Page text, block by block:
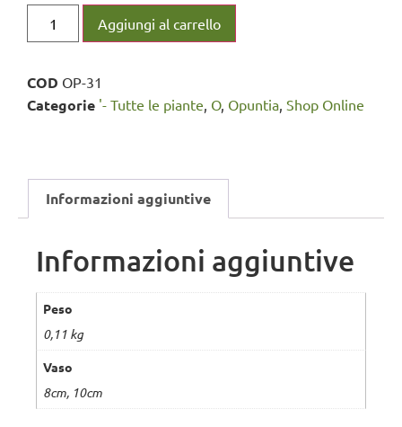
Aggiungi al carrello
COD OP-31
Categorie '- Tutte le piante, O, Opuntia, Shop Online
Informazioni aggiuntive
Informazioni aggiuntive
Peso
0,11 kg
Vaso
8cm, 10cm